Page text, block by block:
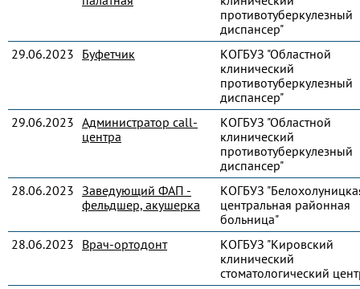
противотуберкулезный
диспансер"
29.06.2023 Буфетчик
КОГБУЗ "Областной
клинический
противотуберкулезный
диспансер"
29.06.2023 Администратор call-
центра
КОГБУЗ "Областной
клинический
противотуберкулезный
диспансер"
28.06.2023 Заведующий ФАП -
фельдшер, акушерка
КОГБУЗ
центральная районная
больница"
28.06.2023 Врач-ортодонт
КОГБУЗ "Кировский
клинический
стоматологический